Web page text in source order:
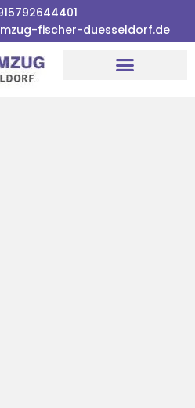
fischer-duesseldorf.de